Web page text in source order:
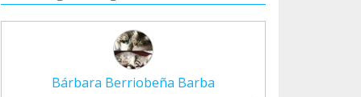
Bárbara Berriobeña Barba